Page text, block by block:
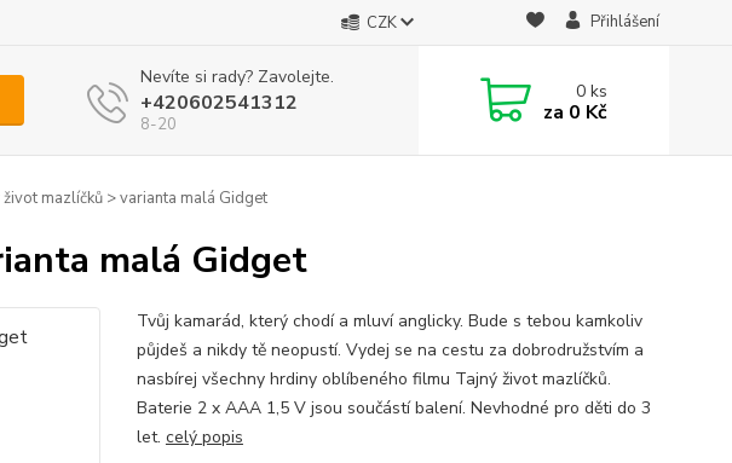
CZK Přihlášení
Nevíte si rady? Zavolejte.
+420602541312
8-20
0ks
za 0 Kč
život mazlíčků > varianta malá Gidget
malá Gidget
Tvůj kamarád, který chodí a mluví anglicky. Bude s tebou kamkoliv
půjdeš a nikdy tě neopustí. Vydej se na cestu za dobrodružstvím a
nasbírej všechny hrdiny oblíbeného filmu Tajný život mazlíčků.
Baterie 2 x AAA 1,5 V jsou součástí balení. Nevhodné pro děti do 3
let. celý popis